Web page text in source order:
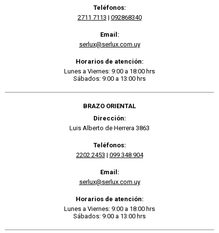
Teléfonos:
2711 7113 | 092868340
Email:
serlux@serlux.com.uy
Horarios de atención:
Lunes a Viernes: 9:00 a 18:00 hrs
Sábados: 9:00 a 13:00 hrs
BRAZO ORIENTAL
Dirección:
Luis Alberto de Herrera 3863
Teléfonos:
2202 2453 | 099 348 904
Email:
serlux@serlux.com.uy
Horarios de atención:
Lunes a Viernes: 9:00 a 18:00 hrs
Sábados: 9:00 a 13:00 hrs